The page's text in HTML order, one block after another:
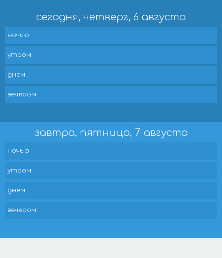
сегодня, четверг, 6 августа
ночью
утром
днем
вечером
завтра, пятница, 7 августа
ночью
утром
днем
вечером